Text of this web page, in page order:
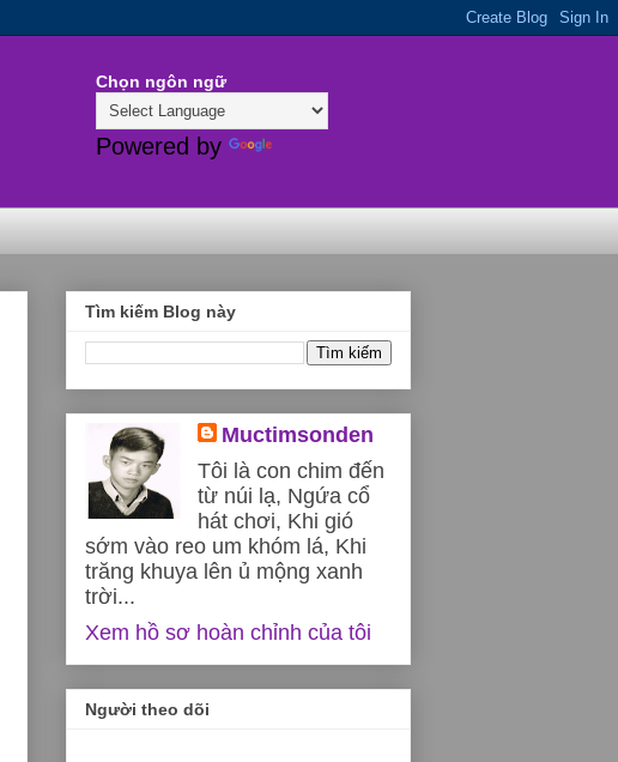
Chọn ngôn ngữ
Powered by
Tìm kiếm Blog này
Muctimsonden
Tôi là con chim đến
từ núi lạ, Ngứa cổ
hát chơi, Khi gió
sớm vào reo um khóm lá, Khi
trăng khuya lên ủ mộng xanh
trời...
Xem hồ sơ hoàn chỉnh của tôi
Người theo dõi